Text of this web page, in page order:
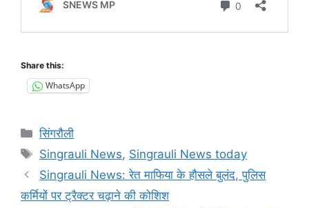
Share this:
WhatsApp
Categories
सिंगरौली
Tags
Singrauli News, Singrauli News today
Singrauli News: रेत माफिया के हौसले बुलंद, पुलिस
कर्मियों पर ट्रैक्टर चढ़ाने की कोशिश